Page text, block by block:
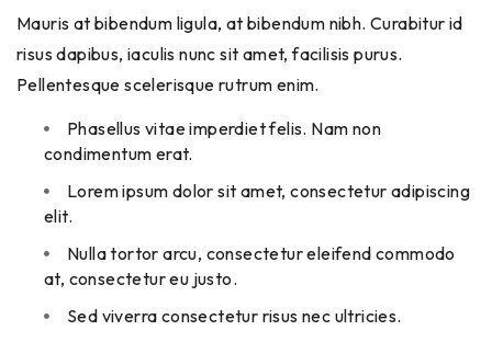
Mauris at bibendum ligula, at bibendum nibh. Curabitur id
risus dapibus, iaculis nunc sit amet, facilisis purus.
Pellentesque scelerisque rutrum enim.
Phasellus vitae imperdiet felis. Nam non
condimentum erat.
Lorem ipsum dolor sit amet, consectetur adipiscing
elit.
Nulla tortor arcu, consectetur eleifend commodo
at, consectetur eu justo.
Sed viverra consectetur risus nec ultricies.